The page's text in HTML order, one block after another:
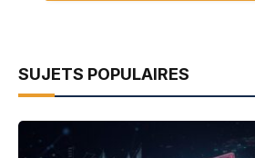
SUJETS POPULAIRES